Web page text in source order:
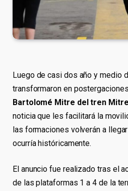
Luego de casi dos año y medio
transformaron en
Bartolomé Mitre del tren Mitre
noticia que les facilitará la
las formaciones volverán a
ocurría históricamente.
El anuncio fue realizado tras el
de las plataformas 1 a 4 de la